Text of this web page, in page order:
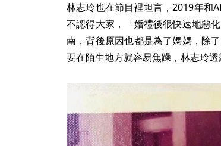
林志玲也在節目裡坦言，2019年和
不認得大家，「婚禮後很快速地惡
南，背後原因也都是為了媽媽，除
要在陌生地方就容易焦躁，林志玲